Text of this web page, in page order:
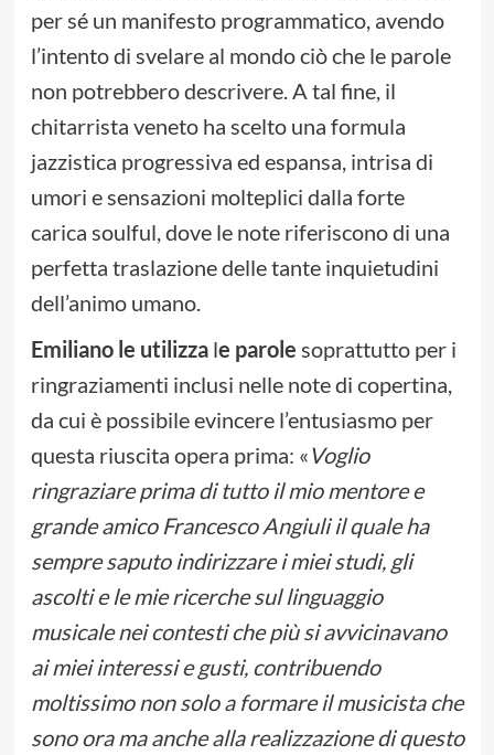
per sé un manifesto programmatico, avendo
l’intento di svelare al mondo ciò che le parole
non potrebbero descrivere. A tal fine, il
chitarrista veneto ha scelto una formula
jazzistica progressiva ed espansa, intrisa di
umori e sensazioni molteplici dalla forte
carica soulful, dove le note riferiscono di una
perfetta traslazione delle tante inquietudini
dell’animo umano.
Emiliano le utilizzale parole soprattutto per i
ringraziamenti inclusi nelle note di copertina,
da cui è possibile evincere l’entusiasmo per
questa riuscita opera prima: «Voglio
ringraziare prima di tutto il mio mentore e
grande amico Francesco Angiuli il quale ha
sempre saputo indirizzare i miei studi, gli
ascolti e le mie ricerche sul linguaggio
musicale nei contesti che più si avvicinavano
ai miei interessi e gusti, contribuendo
moltissimo non solo a formare il musicista che
sono ora ma anche alla realizzazione di questo